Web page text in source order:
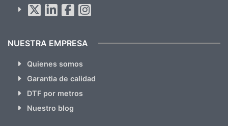
hacemos Spam)
NUESTRA EMPRESA
Quienes somos
Garantia de calidad
DTF por metros
Nuestro blog